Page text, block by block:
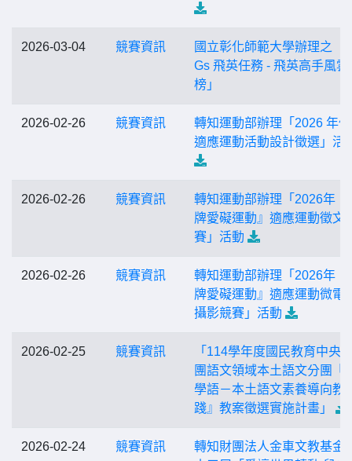
2026-03-04 競賽資訊
國立彰化師範大學辦理之「
Gs 飛英任務 - 飛英高手風雲
榜」
2026-02-26 競賽資訊
轉知運動部辦理「2026 年
適應運動活動設計徵選」活
2026-02-26 競賽資訊
轉知運動部辦理「2026年『
牌愛礙運動』適應運動徵文
賽」活動
2026-02-26 競賽資訊
轉知運動部辦理「2026年『
牌愛礙運動』適應運動微電
攝影競賽」活動
2026-02-25 競賽資訊
「114學年度國民教育中央
團語文領域本土語文分團『
學語－本土語文素養導向教
踐』教案徵選實施計畫」
2026-02-24 競賽資訊
轉知財團法人金車文教基金